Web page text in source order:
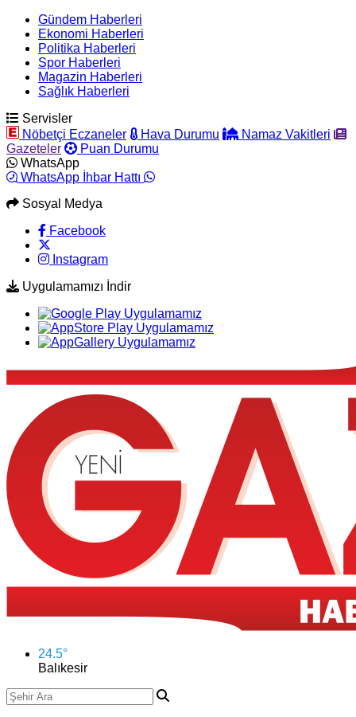
Gündem Haberleri
Ekonomi Haberleri
Politika Haberleri
Spor Haberleri
Magazin Haberleri
Sağlık Haberleri
Servisler
Nöbetçi Eczaneler
Hava Durumu
Namaz Vakitleri
Gazeteler
Puan Durumu
WhatsApp
WhatsApp İhbar Hattı
Sosyal Medya
Facebook
Instagram
Uygulamamızı İndir
24.5°
Balıkesir